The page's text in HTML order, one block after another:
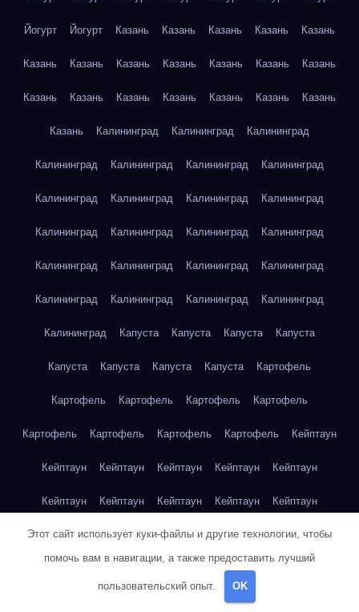
Йогурт Йогурт Казань Казань Казань Казань Казань
Казань Казань Казань Казань Казань Казань Казань
Казань Казань Казань Казань Казань Казань Казань
Казань Калининград Калининград Калининград
Калининград Калининград Калининград Калининград
Калининград Калининград Калининград Калининград
Калининград Калининград Калининград Калининград
Калининград Калининград Калининград Калининград
Калининград Калининград Калининград Калининград
Калининград Капуста Капуста Капуста Капуста
Капуста Капуста Капуста Капуста Картофель
Картофель Картофель Картофель Картофель
Картофель Картофель Картофель Картофель Кейптаун
Кейптаун Кейптаун Кейптаун Кейптаун Кейптаун
Кейптаун Кейптаун Кейптаун Кейптаун Кейптаун
Кейптаун Кейптаун Кейптаун Кейптаун Кейптаун
Кейптаун
Клубника
Этот сайт использует куки-файлы и другие технологии, чтобы
помочь вам в навигации, а также предоставить лучший
пользовательский опыт. OK